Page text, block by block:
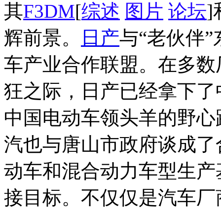
其F3DM[综述 图片 论坛]
辉前景。
日产与“老伙伴
车产业合作联盟。在多
狂之际，日产已经拿下
中国电动车领头羊的野
汽也与唐山市政府谈成
动车和混合动力车型生
接目标。不仅仅是汽车